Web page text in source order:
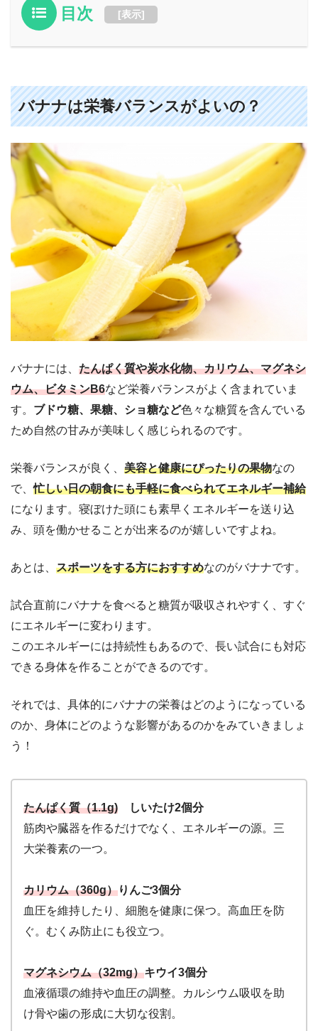
目次 [表示]
バナナは栄養バランスがよいの？
バナナには、 たんぱく質や炭水化物、カリウム、マグネシ
ウム、ビタミンB6など栄養バランスがよく含まれていま
す。 ブドウ糖、果糖、ショ糖など色々な糖質を含んでいる
ため自然の甘みが美味しく感じられるのです。
栄養バランスが良く、 美容と健康にぴったりの果物なの
で、忙しい日の朝食にも手軽に食べられてエネルギー補給
になります。寝ぼけた頭にも素早くエネルギーを送り込
み、頭を働かせることが出来るのが嬉しいですよね。
あとは、 スポーツをする方におすすめなのがバナナです。
試合直前にバナナを食べると糖質が吸収されやすく、すぐ
にエネルギーに変わります。
このエネルギーには持続性もあるので、長い試合にも対応
できる身体を作ることができるのです。
それでは、具体的にバナナの栄養はどのようになっている
のか、身体にどのような影響があるのかをみていきましょ
う！
たんぱく質（1.1g) しいたけ2個分
筋肉や臓器を作るだけでなく、エネルギーの源。三
大栄養素の一つ。
カリウム（360g）りんご3個分
血圧を維持したり、細胞を健康に保つ。高血圧を防
ぐ。むくみ防止にも役立つ。
マグネシウム（32mg）キウイ3個分
血液循環の維持や血圧の調整。カルシウム吸収を助
け骨や歯の形成に大切な役割。